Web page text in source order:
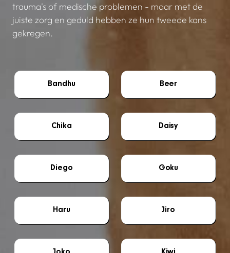
trauma's of medische problemen - maar met de
juiste zorg en geduld hebben ze hun tweede kans
gekregen.
Bandhu Beer
Chika Daisy
Diego Goku
Haru Jiro